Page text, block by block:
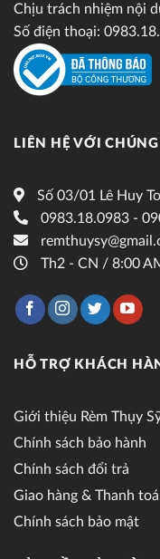
Chịu trách nhiệm nội
Số điện thoại:
LIÊN HỆ VỚI CHÚNG
Số 03/01 Lê Huy
0983.18.0983 -
Th2 - CN / 8:00
HỖ TRỢ KHÁCH
Giới thiệu Rèm Thụy
Chính sách bảo hành
Chính sách đổi trả
Giao hàng & Thanh
Chính sách bảo mật